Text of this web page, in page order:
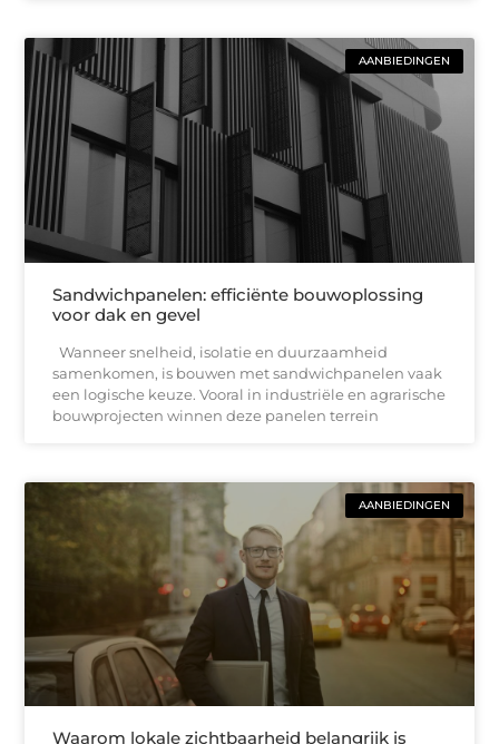
AANBIEDINGEN
Sandwichpanelen: efficiënte bouwoplossing
voor dak en gevel
Wanneer snelheid, isolatie en duurzaamheid
samenkomen, is bouwen met sandwichpanelen vaak
een logische keuze. Vooral in industriële en agrarische
bouwprojecten winnen deze panelen terrein
AANBIEDINGEN
Waarom lokale zichtbaarheid belangrijk is